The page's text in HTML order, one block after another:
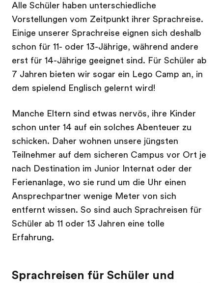
Alle Schüler haben unterschiedliche
Vorstellungen vom Zeitpunkt ihrer Sprachreise.
Einige unserer Sprachreise eignen sich deshalb
schon für 11- oder 13-Jährige, während andere
erst für 14-Jährige geeignet sind. Für Schüler ab
7 Jahren bieten wir sogar ein Lego Camp an, in
dem spielend Englisch gelernt wird!
Manche Eltern sind etwas nervös, ihre Kinder
schon unter 14 auf ein solches Abenteuer zu
schicken. Daher wohnen unsere jüngsten
Teilnehmer auf dem sicheren Campus vor Ort je
nach Destination im Junior Internat oder der
Ferienanlage, wo sie rund um die Uhr einen
Ansprechpartner wenige Meter von sich
entfernt wissen. So sind auch Sprachreisen für
Schüler ab 11 oder 13 Jahren eine tolle
Erfahrung.
Sprachreisen für Schüler und